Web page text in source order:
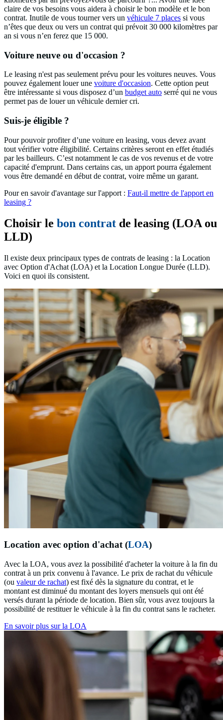
claire de vos besoins vous aidera à choisir le bon modèle et le bon
contrat. Inutile de vous tourner vers un véhicule 7 places si vous
n’êtes que deux ou vers un contrat qui prévoit 30 000 kilomètres par
an si vous n’en ferez que 15 000.
Voiture neuve ou d'occasion ?
Le leasing n'est pas seulement prévu pour les voitures neuves. Vous
pouvez également louer une voiture d'occasion. Cette option peut
être intéressante si vous disposez d’un budget auto serré qui ne vous
permet pas de louer un véhicule dernier cri.
Suis-je éligible ?
Pour pouvoir profiter d’une voiture en leasing, vous devez avant
tout vérifier votre éligibilité. Certains critères seront en effet étudiés
par les bailleurs. C’est notamment le cas de vos revenus et de votre
capacité d'emprunt. Dans certains cas, un apport pourra également
vous être demandé en début de contrat, voire même un garant.
Pour en savoir d'avantage sur l'apport : Faut-il mettre de l'apport en
leasing ?
Choisir le bon contrat de leasing (LOA ou
LLD)
Il existe deux principaux types de contrats de leasing : la Location
avec Option d'Achat (LOA) et la Location Longue Durée (LLD).
Voici en quoi ils consistent.
Location avec option d'achat (LOA)
Avec la LOA, vous avez la possibilité d'acheter la voiture à la fin du
contrat à un prix convenu à l'avance. Le prix de rachat du véhicule
(ou valeur de rachat) est fixé dès la signature du contrat, et le
montant est diminué du montant des loyers mensuels qui ont été
versés durant la période de location. Bien sûr, vous avez toujours la
possibilité de restituer le véhicule à la fin du contrat sans le racheter.
En savoir plus sur la LOA